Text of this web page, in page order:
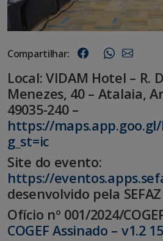
Compartilhar:
Local: VIDAM Hotel – R.
Menezes, 40 – Atalaia,
49035-240 –
https://maps.app.goo.gl/
g_st=ic
Site do evento:
https://
desenvolvido pela SEFAZ
Ofício nº 001/2024/
COGEF Assinado – v1.2